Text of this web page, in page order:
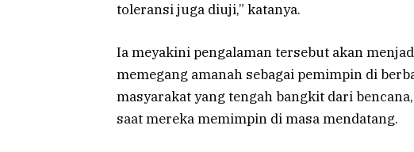
toleransi juga diuji,” katanya.
Ia meyakini pengalaman tersebut akan
memegang amanah sebagai pemimpin di
masyarakat yang tengah bangkit dari
saat mereka memimpin di masa mendatang.